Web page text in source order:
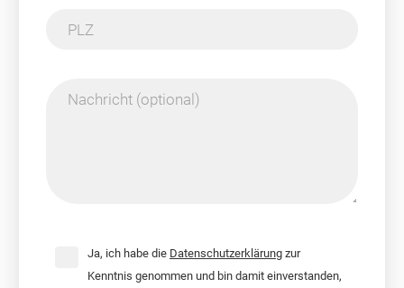
PLZ
Nachricht (optional)
Ja, ich habe die Datenschutzerklärung zur
Kenntnis genommen und bin damit einverstanden,